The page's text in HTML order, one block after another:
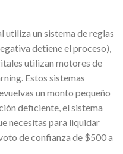
utiliza un sistema de reglas
detiene el proceso),
utilizan motores de
Estos sistemas
un monto pequeño
deficiente, el sistema
necesitas para liquidar
de confianza de $500 a